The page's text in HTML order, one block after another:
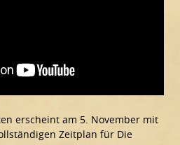
erscheint am 5. November mit
Zeitplan für Die